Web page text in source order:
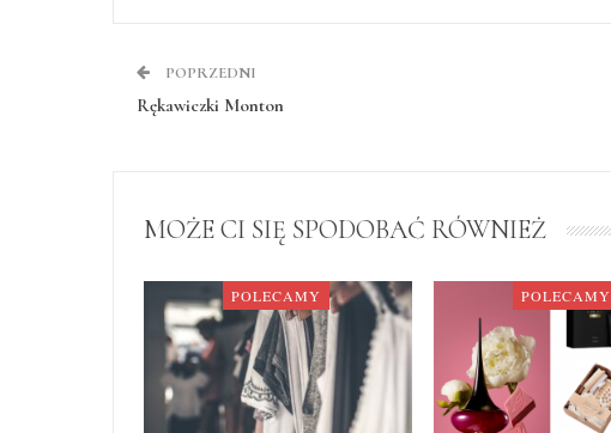
POPRZEDNI
Rękawiczki Monton
MOŻE CI SIĘ SPODOBAĆ RÓWNIEŻ
POLECAMY POLECAMY